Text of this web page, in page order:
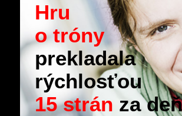
Hru
o tróny
prekladala
rýchlosťou
15 strán za